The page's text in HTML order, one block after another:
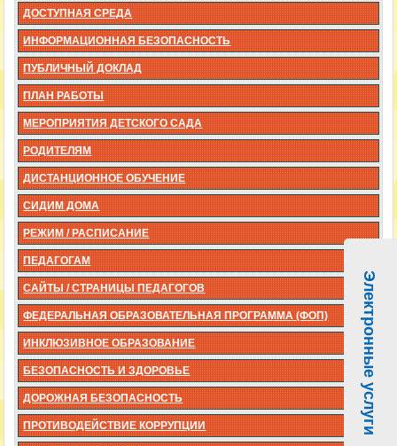
ДОСТУПНАЯ СРЕДА
ИНФОРМАЦИОННАЯ БЕЗОПАСНОСТЬ
ПУБЛИЧНЫЙ ДОКЛАД
ПЛАН РАБОТЫ
МЕРОПРИЯТИЯ ДЕТСКОГО САДА
РОДИТЕЛЯМ
ДИСТАНЦИОННОЕ ОБУЧЕНИЕ
СИДИМ ДОМА
РЕЖИМ / РАСПИСАНИЕ
ПЕДАГОГАМ
САЙТЫ / СТРАНИЦЫ ПЕДАГОГОВ
ФЕДЕРАЛЬНАЯ ОБРАЗОВАТЕЛЬНАЯ ПРОГРАММА (ФОП)
ИНКЛЮЗИВНОЕ ОБРАЗОВАНИЕ
БЕЗОПАСНОСТЬ И ЗДОРОВЬЕ
ДОРОЖНАЯ БЕЗОПАСНОСТЬ
ПРОТИВОДЕЙСТВИЕ КОРРУПЦИИ Электронные услуги